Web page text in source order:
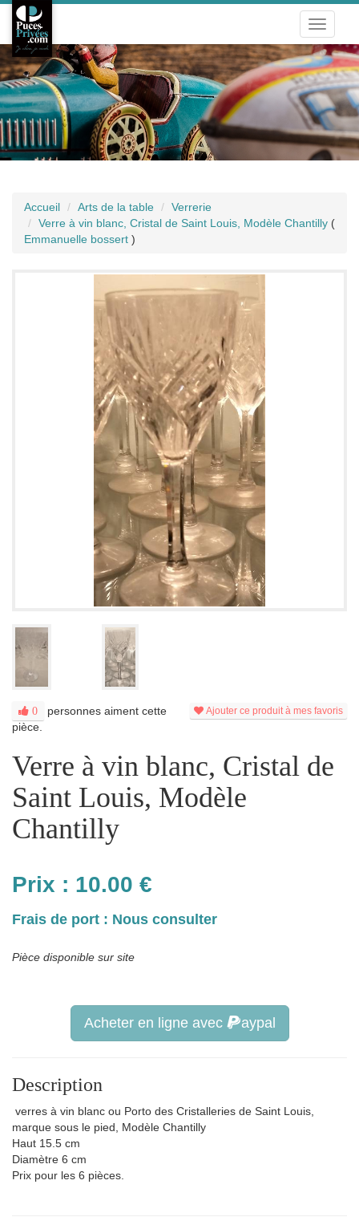
Toggle
Accueil Arts de la table
Verrerie
Verre à vin blanc, Cristal de Saint Louis, Modèle Chantilly (
Emmanuelle bossert )
Ajouter ce produit à mes favoris
0
personnes aiment cette
pièce.
Verre à vin blanc, Cristal de
Saint Louis, Modèle
Chantilly
Prix : 10.00 €
Frais de port : Nous consulter
Pièce disponible sur site
Acheter en ligne avec aypal
Description
verres à vin blanc ou Porto des Cristalleries de Saint Louis,
marque sous le pied, Modèle Chantilly
Haut 15.5 cm
Diamètre 6 cm
Prix pour les 6 pièces.